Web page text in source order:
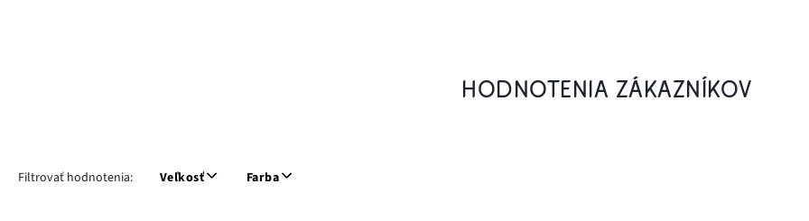
HODNOTENIA ZÁKAZNÍKOV
Filtrovať hodnotenia: Veľkosť Farba